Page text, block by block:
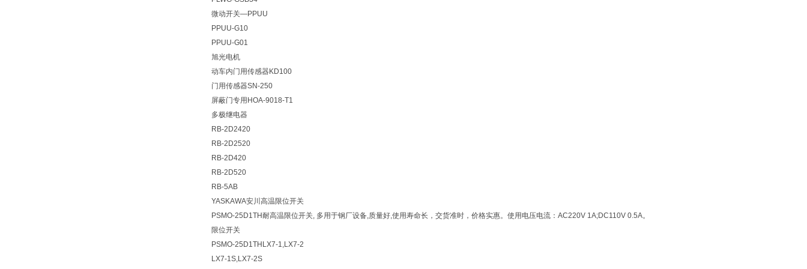
微动开关—PPUU
PPUU-G10
PPUU-G01
旭光电机
动车内门用传感器KD100
门用传感器SN-250
屏蔽门专用HOA-9018-T1
多极继电器
RB-2D2420
RB-2D2520
RB-2D420
RB-2D520
RB-5AB
YASKAWA安川高温限位开关
PSMO-25D1TH耐高温限位开关, 多用于钢厂设备,质量好,使用寿命长，交货准时，价格实惠。使用电压电流：AC220V 1A;DC110V 0.5A。
限位开关
PSMO-25D1THLX7-1,LX7-2
LX7-1S,LX7-2S